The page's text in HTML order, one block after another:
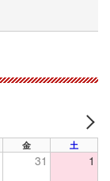
金 土
31 1